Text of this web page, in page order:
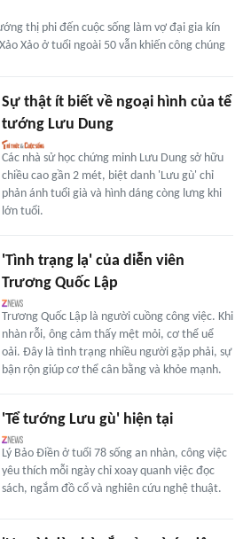
thị phi đến cuộc sống làm vợ đại gia kín
Xảo ở tuổi ngoài 50 vẫn khiến công chúng
Sự thật ít biết về ngoại hình của tể
tướng Lưu Dung
Các nhà sử học chứng minh Lưu Dung sở hữu
chiều cao gần 2 mét, biệt danh 'Lưu gù' chỉ
phản ánh tuổi già và hình dáng còng lưng khi
lớn tuổi.
'Tình trạng lạ' của diễn viên
Trương Quốc Lập
Trương Quốc Lập là người cuồng công việc. Khi
nhàn rỗi, ông cảm thấy mệt mỏi, cơ thể uể
oải. Đây là tình trạng nhiều người gặp phải, sự
bận rộn giúp cơ thể cân bằng và khỏe mạnh.
'Tể tướng Lưu gù' hiện tại
Lý Bảo Điền ở tuổi 78 sống an nhàn, công việc
yêu thích mỗi ngày chỉ xoay quanh việc đọc
sách, ngắm đồ cổ và nghiên cứu nghệ thuật.